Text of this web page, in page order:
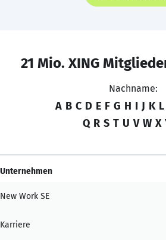
21 Mio. XING
Nachname:
A B C D E F G H I J K L
Q R S T U V W X
Unternehmen
New Work SE
Karriere